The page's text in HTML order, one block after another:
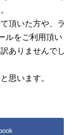
頂いた方や、ラ
ルをご利用頂い
ありませんでし
思います。